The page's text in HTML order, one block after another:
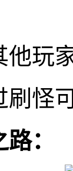
他玩
刷怪
：